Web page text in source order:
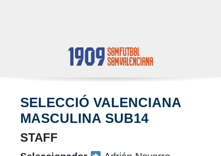
SELECCIÓ VALENCIANA
MASCULINA SUB14
STAFF